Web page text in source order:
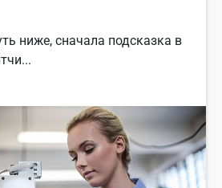
ниже, сначала подсказка в